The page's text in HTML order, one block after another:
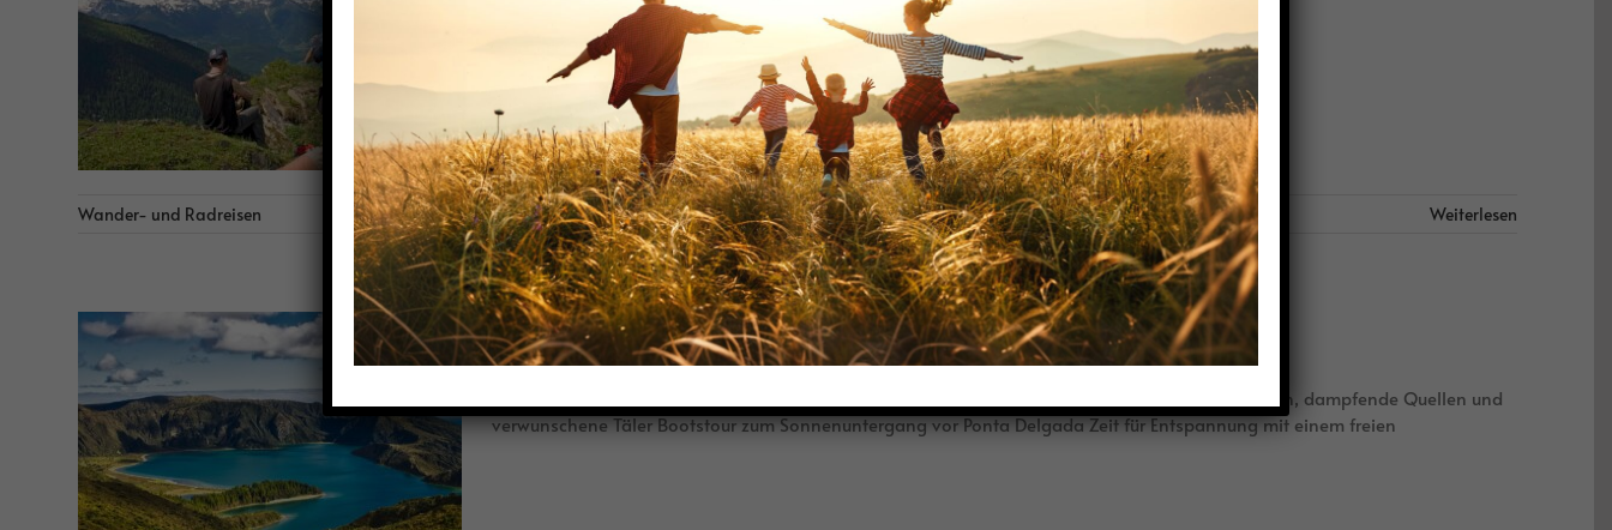
Südkaukasus - Großartige Gastfreundschaft der Swanan
Wander- und Radreisen Weiterlesen
Portugal
Wandertraum auf der Atlantikinsel São Miguel Highlights Wanderhighlight: türkisblaue Kraterseen, dampfende Quellen und
verwunschene Täler Bootstour zum Sonnenuntergang vor Ponta Delgada Zeit für Entspannung mit einem freien